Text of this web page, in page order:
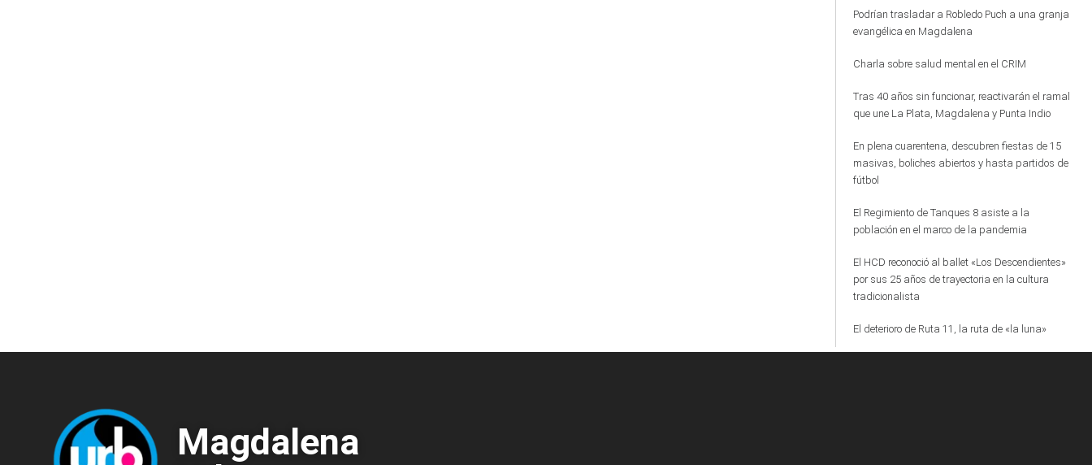
Podrían trasladar a Robledo Puch a una granja
evangélica en Magdalena
Charla sobre salud mental en el CRIM
Tras 40 años sin funcionar, reactivarán el ramal
que une La Plata, Magdalena y Punta Indio
En plena cuarentena, descubren fiestas de 15
masivas, boliches abiertos y hasta partidos de
fútbol
El Regimiento de Tanques 8 asiste a la
población en el marco de la pandemia
El HCD reconoció al ballet «Los Descendientes»
por sus 25 años de trayectoria en la cultura
tradicionalista
El deterioro de Ruta 11, la ruta de «la luna»
Magdalena